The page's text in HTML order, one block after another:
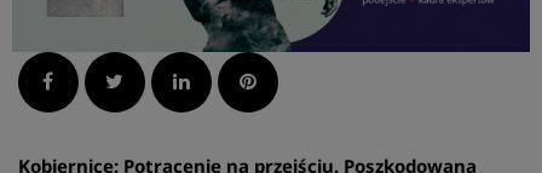
Facebook Twitter LinkedInPinterest
Kobiernice: Potrącenie na przejściu. Poszkodowana